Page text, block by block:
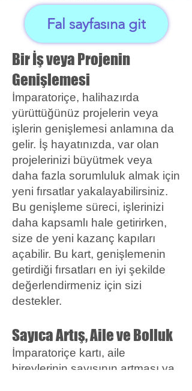
Fal sayfasına git
Bir İş veya Projenin
Genişlemesi
İmparatoriçe, halihazırda
yürüttüğünüz projelerin veya
işlerin genişlemesi anlamına da
gelir. İş hayatınızda, var olan
projelerinizi büyütmek veya
daha fazla sorumluluk almak için
yeni fırsatlar yakalayabilirsiniz.
Bu genişleme süreci, işlerinizi
daha kapsamlı hale getirirken,
size de yeni kazanç kapıları
açabilir. Bu kart, genişlemenin
getirdiği fırsatları en iyi şekilde
değerlendirmeniz için sizi
destekler.
Sayıca Artış, Aile ve Bolluk
İmparatoriçe kartı, aile
bireylerinin sayısının artması ya